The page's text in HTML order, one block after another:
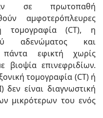
σε πρωτοπαθή
αμφοτερόπλευρες
τομογραφία (CT), η
αδενώματος και
εφικτή χωρίς
βιοψία επινεφριδίων.
τομογραφία (CT) ή
δεν είναι διαγνωστική
μικρότερων του ενός